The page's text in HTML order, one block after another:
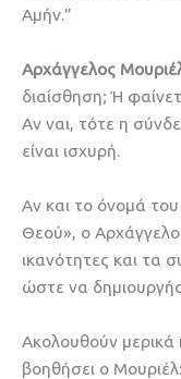
Αμήν.”
Αρχάγγελος
διαίσθηση; Ή
Αν ναι, τότε η
είναι ισχυρή.
Αν και το όνομά
Θεού», ο
ικανότητες και τα
ώστε να
Ακολουθούν
βοηθήσει ο Μουριέλ: